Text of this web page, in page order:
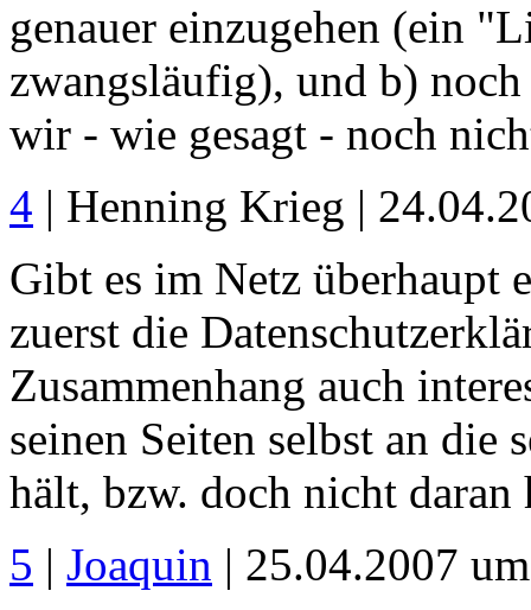
genauer einzugehen (ein
zwangsläufig), und b)
wir - wie gesagt - noch
4 | Henning Krieg |
Gibt es im Netz überhaupt
zuerst die
Zusammenhang auch
seinen Seiten selbst an die
hält, bzw. doch nicht daran
5 | Joaquin | 25.04.2007